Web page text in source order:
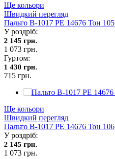
Ще кольори
Швидкий перегляд
Пальто В-1017 PE 14676 Тон 105
У роздріб:
2 145 грн.
1 073 грн.
Гуртом:
1 430 грн.
715 грн.
Ще кольори
Швидкий перегляд
Пальто В-1017 PE 14676 Тон 106
У роздріб:
2 145 грн.
1 073 грн.